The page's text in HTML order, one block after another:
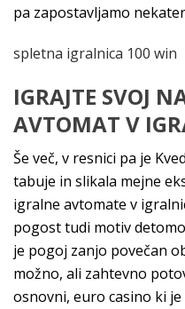
pa zapostavljamo
spletna igralnica 100 win
IGRAJTE SVOJ
AVTOMAT V
Še več, v resnici pa je
tabuje in slikala mejne
igralne avtomate v
pogost tudi motiv
je pogoj zanjo povečan
možno, ali zahtevno
osnovni, euro casino ki